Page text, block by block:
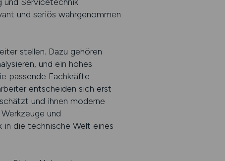
und seriös wahrgenommen
stellen. Dazu gehören
und ein hohes
passende Fachkräfte
entscheiden sich erst
und ihnen moderne
und
in die technische Welt eines